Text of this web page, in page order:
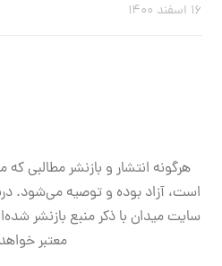
۱۶ اسفند ۱۴۰۰
هرگونه انتشار و بازنشر مطالبی که
است، آزاد بوده و توصیه می‌شود.
سایت میدان با ذکر منبع بازنشر
معتبر